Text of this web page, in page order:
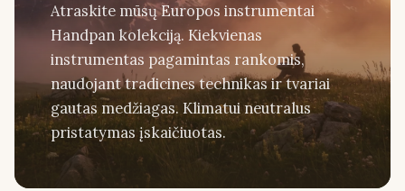
Atraskite mūsų Europos instrumentai
Handpan kolekciją. Kiekvienas
instrumentas pagamintas rankomis,
naudojant tradicines technikas ir tvariai
gautas medžiagas. Klimatui neutralus
pristatymas įskaičiuotas.